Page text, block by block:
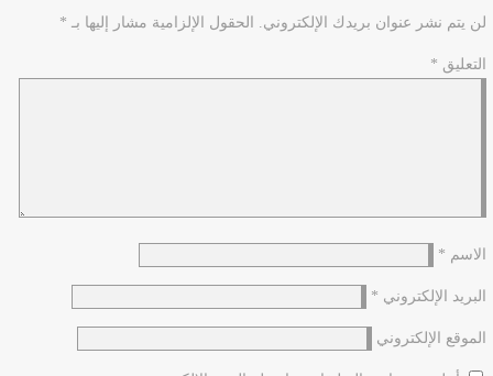
لن يتم نشر عنوان بريدك الإلكتروني. الحقول الإلزامية مشار إليها بـ *
التعليق *
الاسم *
البريد الإلكتروني *
الموقع الإلكتروني